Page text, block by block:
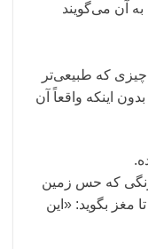
آن می‌گویند
چیزی که طبیعی‌تر
اینکه واقعاً آن
رنگی که حس زمین
مغز بگوید: «این